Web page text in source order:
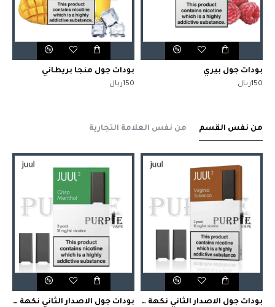
بودات جول بيري
150ريال
بودات جول منجا بريطاني
150ريال
من نفس القسم من نفس العلامة التجارية
بودات جول الاصدار الثاني نكهة فرجينا توباكوا 18 نيكوتين بودات جول الاصدار الثاني نكهة كريسب منثول 18 نيكوتين